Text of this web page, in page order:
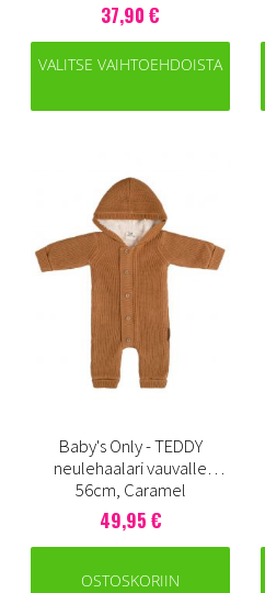
37,90 €
VALITSE VAIHTOEHDOISTA
Baby's Only - TEDDY
neulehaalari vauvalle
56cm, Caramel
49,95 €
OSTOSKORIIN